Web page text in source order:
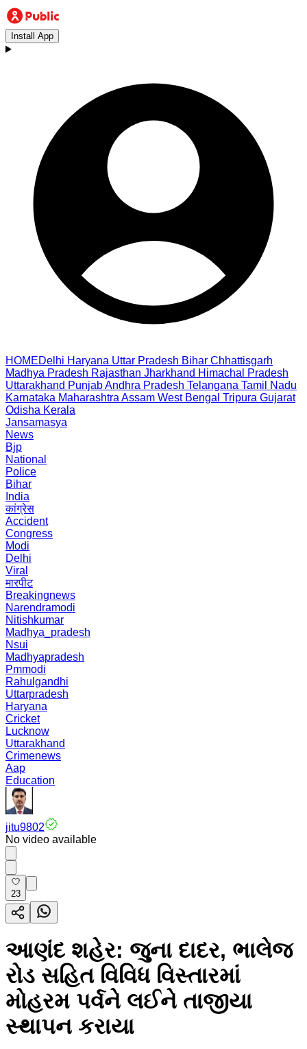
Install App
HOMEDelhi Haryana Uttar Pradesh Bihar Chhattisgarh
Madhya Pradesh Rajasthan Jharkhand Himachal Pradesh
Uttarakhand PunjabAndhra Pradesh Telangana Tamil Nadu
Karnataka Maharashtra Assam West Bengal Tripura Gujarat
Odisha Kerala
Jansamasya
News
Bjp
National
Police
Bihar
India
कांग्रेस
Accident
Congress
Modi
Delhi
Viral
मारपीट
Breakingnews
Narendramodi
Nitishkumar
Madhya_pradesh
Nsui
Madhyapradesh
Pmmodi
Rahulgandhi
Uttarpradesh
Haryana
Cricket
Lucknow
Uttarakhand
Crimenews
Aap
Education
jitu9802
No video available
23
આણંદ શહેર: જુના દાદર, ભાલેજ
રોડ સહિત વિવિધ વિસ્તારમાં
મોહરમ પર્વને લઈને તાજીયા
સ્થાપન કરાયા